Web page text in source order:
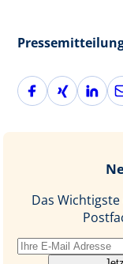
F
a
X
i
L
i
n
E
-
l
Das